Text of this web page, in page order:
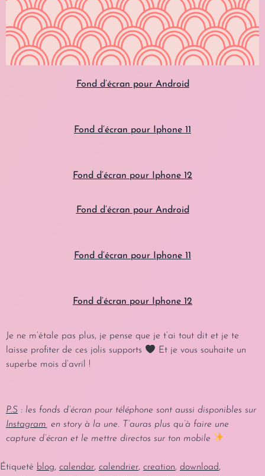
Fond d’écran pour Android
Fond d’écran pour Iphone 11
Fond d’écran pour Iphone 12
Fond d’écran pour Android
Fond d’écran pour Iphone 11
Fond d’écran pour Iphone 12
Je ne m’étale pas plus, je pense que je t’ai tout dit et je te
laisse profiter de ces jolis supports
Et je vous souhaite un
superbe mois d’avril !
P.S : les fonds d’écran pour téléphone sont aussi disponibles sur
Instagram , en story à la une. T’auras plus qu’à faire une
capture d’écran et le mettre directos sur ton mobile
Étiqueté blog, calendar, calendrier, creation, download,